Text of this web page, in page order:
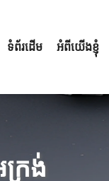
ទំព័រដើម អំពីយើងខ្ញុំ
ក្រង់